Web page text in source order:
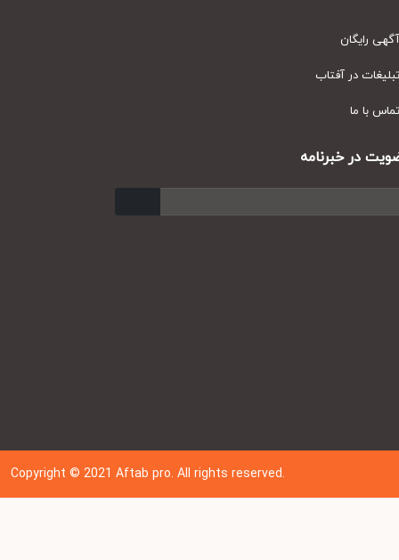
رایگان
در آفتاب
با ما
در خبرنامه
Copyright © 202 1Aftab pro. All rights reserved.